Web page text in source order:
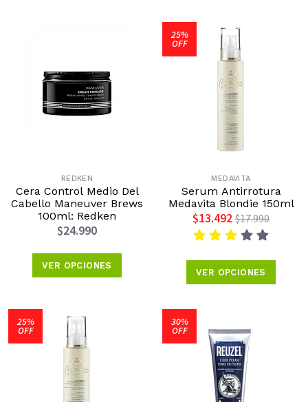
REDKEN
Cera Control Medio Del
Cabello Maneuver Brews
100ml: Redken
$24.990
VER OPCIONES
25%
OFF
MEDAVITA
Serum Antirrotura
Medavita Blondie 150ml
$13.492 $17.990
VER OPCIONES
25%
OFF
30%
OFF